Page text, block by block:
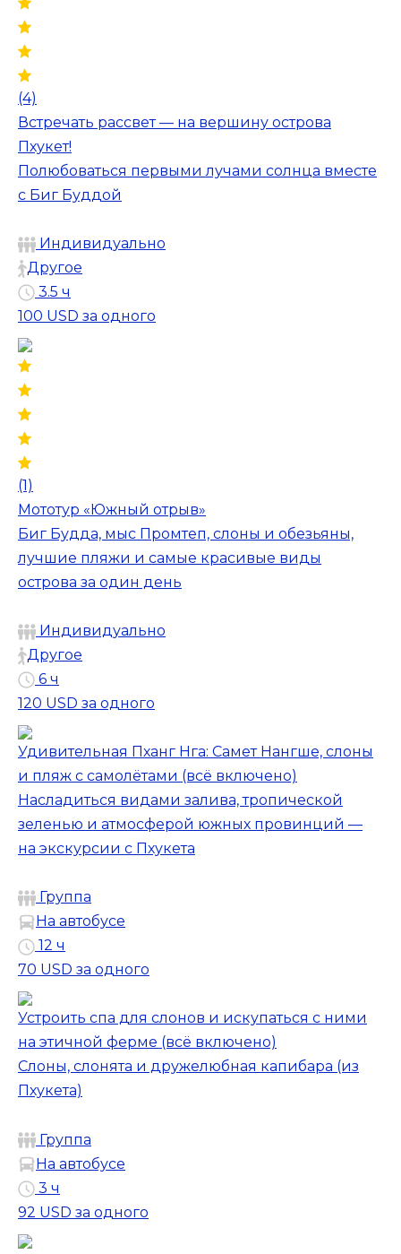
(4)
Встречать рассвет — на вершину острова
Пхукет!
Полюбоваться первыми лучами солнца вместе
с Биг Буддой
Индивидуально
Другое
3.5 ч
100 USD за одного
(1)
Мототур «Южный отрыв»
Биг Будда, мыс Промтеп, слоны и обезьяны,
лучшие пляжи и самые красивые виды
острова за один день
Индивидуально
Другое
6 ч
120 USD за одного
Удивительная Пханг Нга: Самет Нангше, слоны
и пляж с самолётами (всё включено)
Насладиться видами залива, тропической
зеленью и атмосферой южных провинций —
на экскурсии с Пхукета
Группа
На автобусе
12 ч
70 USD за одного
Устроить спа для слонов и искупаться с ними
на этичной ферме (всё включено)
Слоны, слонята и дружелюбная капибара (из
Пхукета)
Группа
На автобусе
3 ч
92 USD за одного